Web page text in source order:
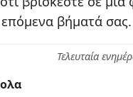
επόμενα βήματά σας.
Τελευταία